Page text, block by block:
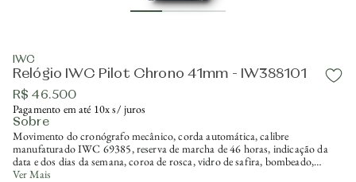
IWC
Relógio IWC Pilot Chrono 41mm - IW388101
R$ 46.500
Pagamento em até 10x s/ juros
Sobre
Movimento do cronógrafo mecânico, corda automática, calibre
manufaturado IWC 69385, reserva de marcha de 46 horas, indicação da
data e dos dias da semana, coroa de rosca, vidro de safira, bombeado,
antirreflexo de ambos os lados, fundo de safira, resistente à água 10 bar,
Ver Mais